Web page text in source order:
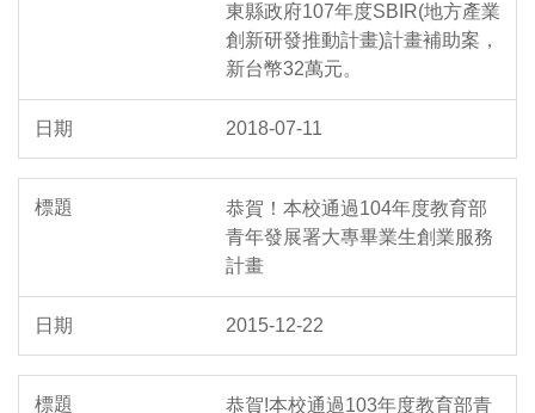
東縣政府107年度SBIR(地方產業
創新研發推動計畫)計畫補助案，
新台幣32萬元。
2018-07-11
恭賀！本校通過104年度教育部
青年發展署大專畢業生創業服務
計畫
2015-12-22
恭賀!本校通過103年度教育部青